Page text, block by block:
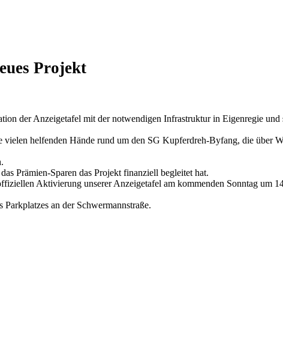
Projekt
der Anzeigetafel mit der notwendigen Infrastruktur in Eigenregie
helfenden Hände rund um den SG Kupferdreh-Byfang, die über
Prämien-Sparen das Projekt finanziell begleitet hat.
Aktivierung unserer Anzeigetafel am kommenden Sonntag um
an der Schwermannstraße.